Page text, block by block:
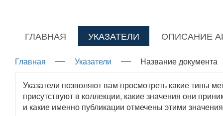
ГЛАВНАЯ УКАЗАТЕЛИ ОПИСАНИЕ
Главная Указатели Название документа
Указатели позволяют вам просмотреть какие типы
присутствуют в коллекции, какие значения они
и какие именно публикации отмечены этими